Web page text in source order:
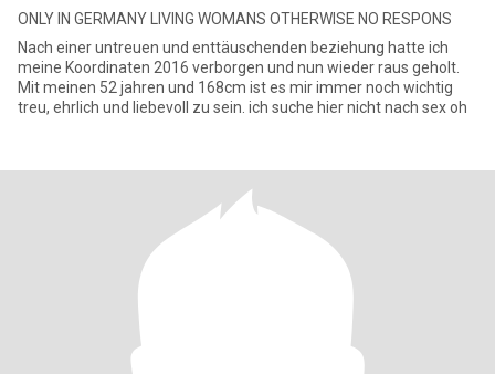
ONLY IN GERMANY LIVING WOMANS OTHERWISE NO RESPONS
Nach einer untreuen und enttäuschenden beziehung hatte ich
meine Koordinaten 2016 verborgen und nun wieder raus geholt.
Mit meinen 52 jahren und 168cm ist es mir immer noch wichtig
treu, ehrlich und liebevoll zu sein. ich suche hier nicht nach sex oh